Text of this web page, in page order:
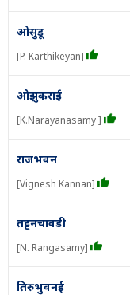
ओसुडू
[P. Karthikeyan]
ओझुकराई
[K.Narayanasamy ]
राजभवन
[Vignesh Kannan]
तट्टनचावडी
[N. Rangasamy]
तिरुभुवनई